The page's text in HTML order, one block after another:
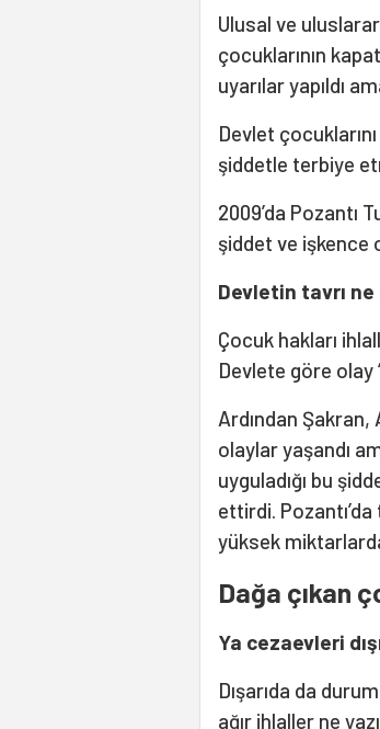
Ulusal ve
çocuklarının
uyarılar yapıldı
Devlet
şiddetle terbiye
2009’da Pozantı
şiddet ve işkence
Devletin tavrı
Çocuk hakları
Devlete göre olay
Ardından
olaylar yaşandı
uyguladığı bu
ettirdi.
yüksek
Dağa çıkan
Ya cezaevleri
Dışarıda da
ağır ihlaller ne